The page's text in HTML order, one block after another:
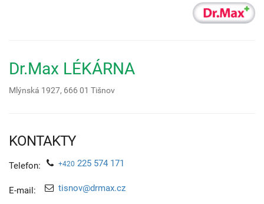
Dr.Max LÉKÁRNA
Mlýnská 1927, 666 01 Tišnov
KONTAKTY
Telefon: +420 225 574 171
E-mail: tisnov@drmax.cz